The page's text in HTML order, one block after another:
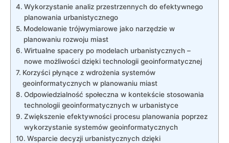
Wykorzystanie analiz przestrzennych do efektywnego
planowania urbanistycznego
Modelowanie ⁣trójwymiarowe jako narzędzie w
planowaniu rozwoju miast
Wirtualne spacery po modelach urbanistycznych –
nowe możliwości ⁤dzięki ⁢technologii geoinformatycznej
Korzyści płynące z wdrożenia systemów
geoinformatycznych w⁤ planowaniu miast
Odpowiedzialność społeczna w kontekście stosowania
technologii geoinformatycznych w urbanistyce
Zwiększenie efektywności procesu planowania poprzez
wykorzystanie systemów geoinformatycznych
Wsparcie decyzji urbanistycznych dzięki